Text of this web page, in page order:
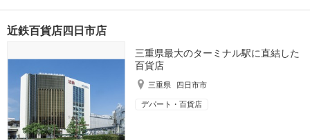
近鉄百貨店四日市店
三重県最大のターミナル駅に直結した
百貨店
三重県 四日市市
デパート・百貨店